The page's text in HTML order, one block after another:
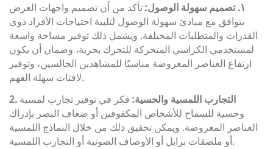
١. تصميم سهولة الوصول:
تأكد من أن تصميم واجهات العرض
يتوافق مع مبادئ سهولة الوصول لتلبية احتياجات الأفراد ذوي
القدرات والمتطلبات المختلفة. ويشمل ذلك توفير مساحة واسعة
لمستخدمي الكراسي المتحركة للتحرك بحرية، وضمان أن يكون
ارتفاع العناصر المعروضة مناسبًا للمشاهدين الجالسين، وتوفير
لافتات سهلة الفهم.
2. التجارب اللمسية والحسية: فكر في توفير تجارب لمسية
وحسية للسماح للأشخاص المكفوفين أو ضعاف البصر بإدراك
العناصر المعروضة. ويمكن تحقيق ذلك من خلال النماذج اللمسية
أو ملصقات برايل أو الأوصاف الصوتية أو التجارب اللمسية.